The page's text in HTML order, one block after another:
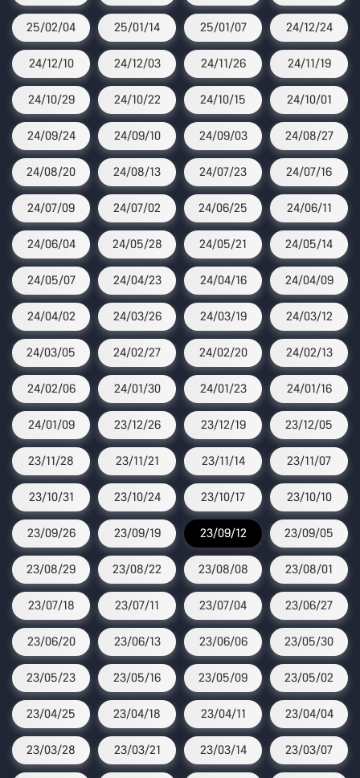
25/02/04 25/01/14 25/01/07 24/12/24
24/12/10 24/12/03 24/11/26 24/11/19
24/10/29 24/10/22 24/10/15 24/10/01
24/09/24 24/09/10 24/09/03 24/08/27
24/08/20 24/08/13 24/07/23 24/07/16
24/07/09 24/07/02 24/06/25 24/06/11
24/06/04 24/05/28 24/05/21 24/05/14
24/05/07 24/04/23 24/04/16 24/04/09
24/04/02 24/03/26 24/03/19 24/03/12
24/03/05 24/02/27 24/02/20 24/02/13
24/02/06 24/01/30 24/01/23 24/01/16
24/01/09 23/12/26 23/12/19 23/12/05
23/11/28 23/11/21 23/11/14 23/11/07
23/10/31 23/10/24 23/10/17 23/10/10
23/09/26 23/09/19 23/09/12 23/09/05
23/08/29 23/08/22 23/08/08 23/08/01
23/07/18 23/07/11 23/07/04 23/06/27
23/06/20 23/06/13 23/06/06 23/05/30
23/05/23 23/05/16 23/05/09 23/05/02
23/04/25 23/04/18 23/04/11 23/04/04
23/03/28 23/03/21 23/03/14 23/03/07